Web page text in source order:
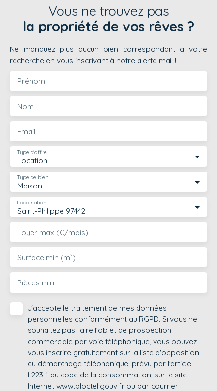
Vous ne trouvez pas
la propriété de vos rêves ?
Ne manquez plus aucun bien correspondant à votre
recherche en vous inscrivant à notre alerte mail !
Prénom
Nom
Email
Location
Type d'offre
Maison
Type de bien
Saint-Philippe 97442
Localisation
Loyer max (€/mois)
Surface min (m²)
Pièces min
J'accepte le traitement de mes données
personnelles conformément au RGPD. Si vous ne
souhaitez pas faire l'objet de prospection
commerciale par voie téléphonique, vous pouvez
vous inscrire gratuitement sur la liste d'opposition
au démarchage téléphonique, prévu par l'article
L223-1 du code de la consommation, sur le site
Internet www.bloctel.gouv.fr ou par courrier